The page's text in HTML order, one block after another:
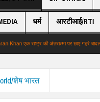
धर्म आरटीआई/RTI
एक राष्ट्र की अंतरात्मा पर छाए गहरे बादल
शेष भारत